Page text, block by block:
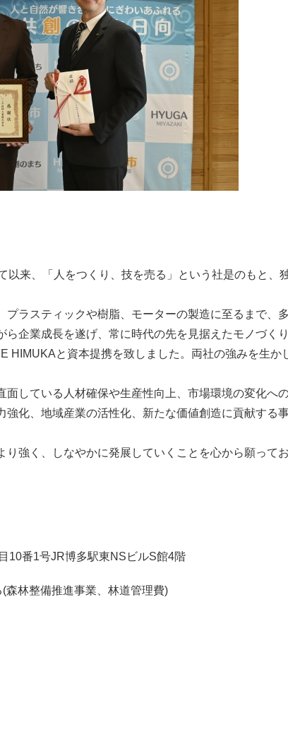
来、「人をつくり、技を売る」という社是のもと、
ラスティックや樹脂、モーターの製造に至るまで、
企業成長を遂げ、常に時代の先を見据えたモノづく
と資本提携を致しました。両社の強みを生か
している人材確保や生産性向上、市場環境の変化へ
化、地域産業の活性化、新たな価値創造に貢献する
強く、しなやかに発展していくことを心から願って
10番1号JR博多駅東NSビルS館4階
林整備推進事業、林道管理費)